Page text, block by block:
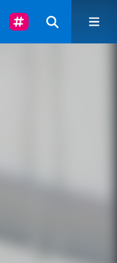
Suivez-Nous